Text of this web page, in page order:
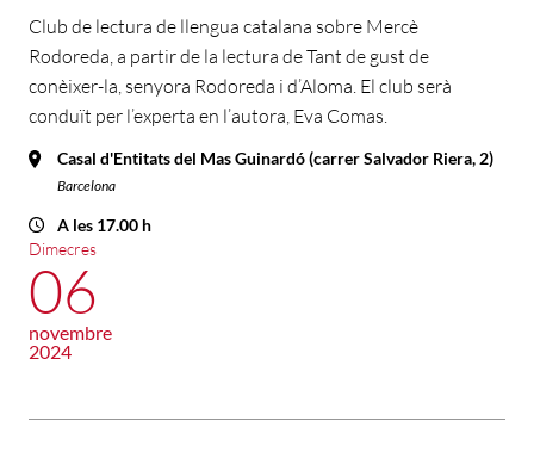
Club de lectura de llengua catalana sobre Mercè
Rodoreda, a partir de la lectura de Tant de gust de
conèixer-la, senyora Rodoreda i d’Aloma. El club serà
conduït per l’experta en l’autora, Eva Comas.
Casal d'Entitats del Mas Guinardó (carrer Salvador Riera, 2)
Barcelona
A les 17.00 h
Dimecres
06
novembre
2024